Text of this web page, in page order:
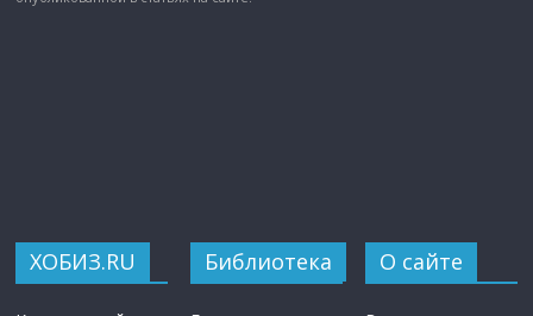
ХОБИЗ.RU Библиотека О сайте